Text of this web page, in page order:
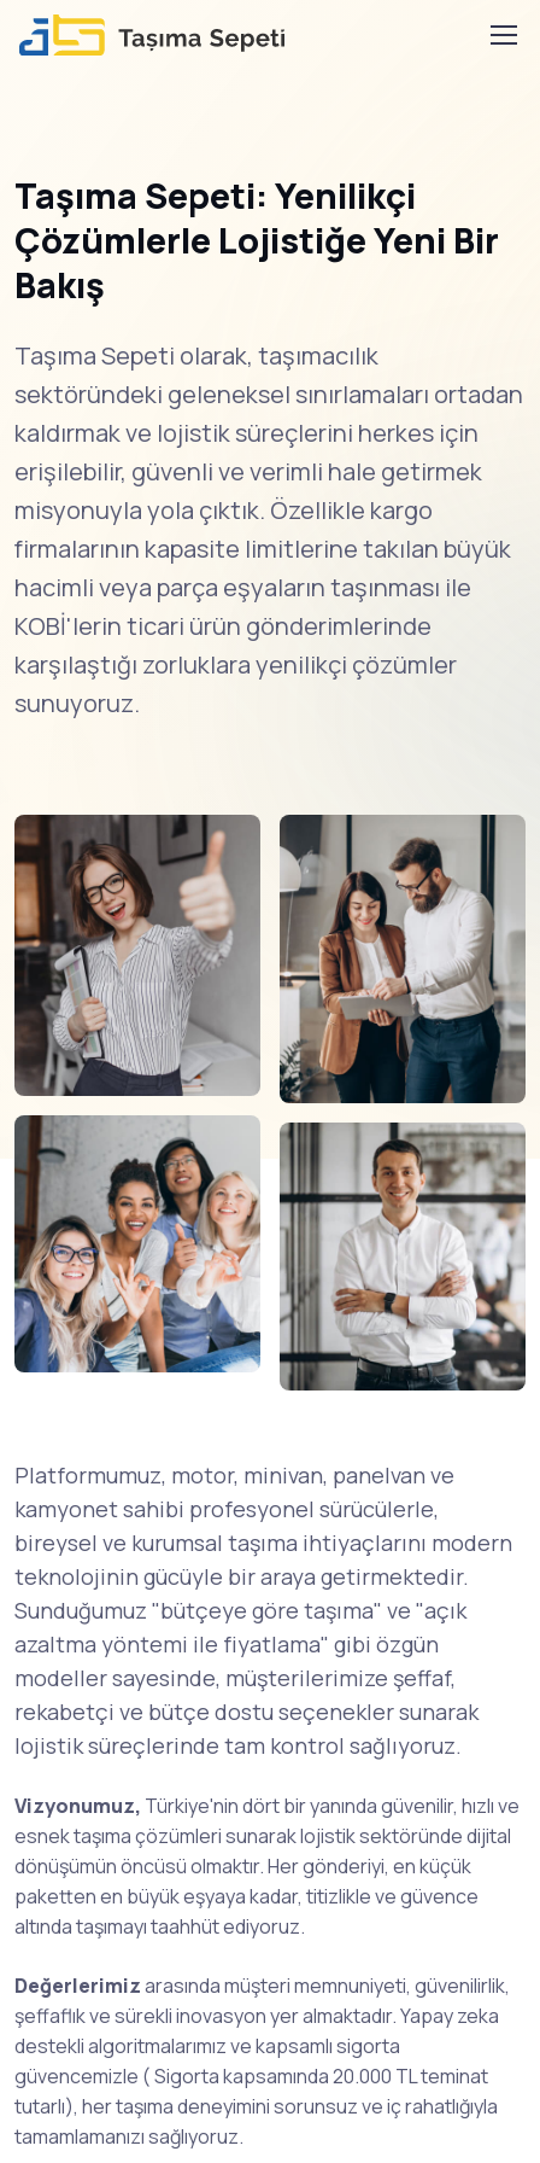
Taşıma Sepeti: Yenilikçi
Çözümlerle Lojistiğe Yeni Bir
Bakış
Taşıma Sepeti olarak, taşımacılık
sektöründeki geleneksel sınırlamaları ortadan
kaldırmak ve lojistik süreçlerini herkes için
erişilebilir, güvenli ve verimli hale getirmek
misyonuyla yola çıktık. Özellikle kargo
firmalarının kapasite limitlerine takılan büyük
hacimli veya parça eşyaların taşınması ile
KOBİ'lerin ticari ürün gönderimlerinde
karşılaştığı zorluklara yenilikçi çözümler
sunuyoruz.
Platformumuz, motor, minivan, panelvan ve
kamyonet sahibi profesyonel sürücülerle,
bireysel ve kurumsal taşıma ihtiyaçlarını modern
teknolojinin gücüyle bir araya getirmektedir.
Sunduğumuz "bütçeye göre taşıma" ve "açık
azaltma yöntemi ile fiyatlama" gibi özgün
modeller sayesinde, müşterilerimize şeffaf,
rekabetçi ve bütçe dostu seçenekler sunarak
lojistik süreçlerinde tam kontrol sağlıyoruz.
Vizyonumuz, Türkiye'nin dört bir yanında güvenilir, hızlı ve
esnek taşıma çözümleri sunarak lojistik sektöründe dijital
dönüşümün öncüsü olmaktır. Her gönderiyi, en küçük
paketten en büyük eşyaya kadar, titizlikle ve güvence
altında taşımayı taahhüt ediyoruz.
Değerlerimizarasında müşteri memnuniyeti, güvenilirlik,
şeffaflık ve sürekli inovasyon yer almaktadır. Yapay zeka
destekli algoritmalarımız ve kapsamlı sigorta
güvencemizle ( Sigorta kapsamında 20.000 TL teminat
tutarlı), her taşıma deneyimini sorunsuz ve iç rahatlığıyla
tamamlamanızı sağlıyoruz.